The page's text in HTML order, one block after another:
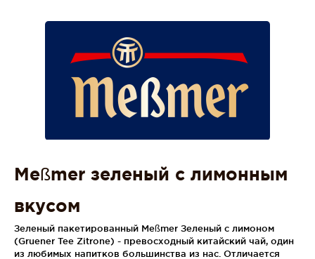
Meßmer зеленый с лимонным
вкусом
Зеленый пакетированный Meßmer Зеленый с лимоном
(Gruener Tee Zitrone) - превосходный китайский чай, один
из любимых напитков большинства из нас. Отличается